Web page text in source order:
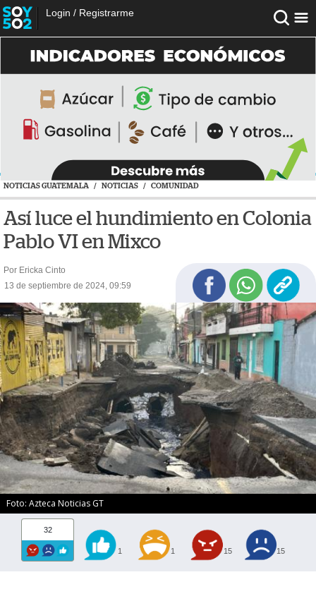
Login / Registrarme
NOTICIAS GUATEMALA / NOTICIAS / COMUNIDAD
Así luce el hundimiento en Colonia
Pablo VI en Mixco
Por Ericka Cinto
13 de septiembre de 2024, 09:59
Foto: Azteca Noticias GT
32
1 1 15 15